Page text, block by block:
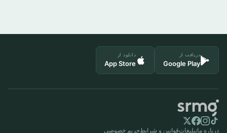
دریافت از
Google Play
دانلود از
App Store
درباره ماتبلیغاتقوانین و شرایطحریم خصوصی